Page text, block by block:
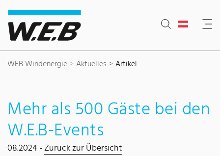
Inhaltsbereich
Suche
Hauptnavigation
Kontakt
Footer
WEB Windenergie Aktuelles Artikel
Mehr als 500 Gäste bei den
W.E.B-Events
08.2024 -Zurück zur Übersicht